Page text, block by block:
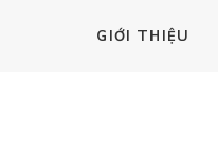
GIỚI THIỆU